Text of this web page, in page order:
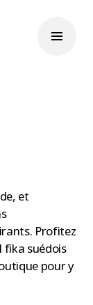
et
Profitez
fika suédois
pour y